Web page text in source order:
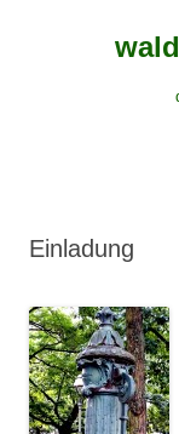
Einladung